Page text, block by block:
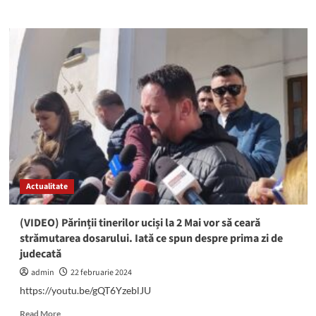
Se
sistează
furnizarea
apei
potabile
în
mai
multe
cartiere
ale
Constanței
Actualitate
(VIDEO) Părinții tinerilor uciși la 2 Mai vor să ceară
strămutarea dosarului. Iată ce spun despre prima zi de
judecată
admin
22 februarie 2024
https://youtu.be/gQT6YzeblJU
Read MoreRead